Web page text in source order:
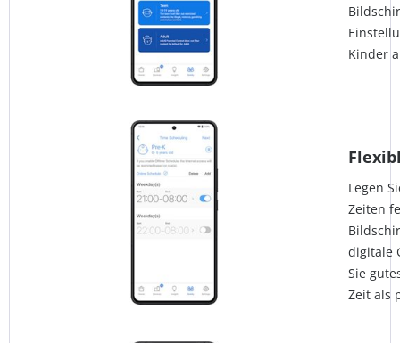
Kinder
Legen
Zeiten
digitale
Sie
Zeit als